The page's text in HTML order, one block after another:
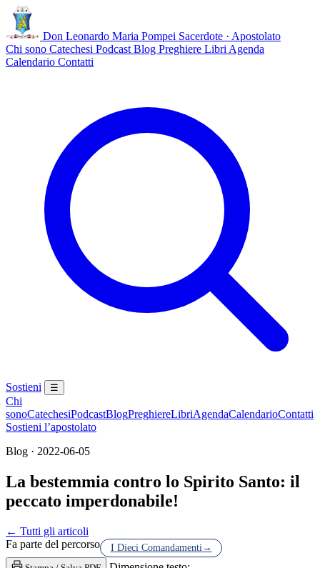
Don Leonardo Maria Pompei Sacerdote · Apostolato
Chi sono Catechesi Podcast Blog Preghiere Libri Agenda
Calendario Contatti
Sostieni ☰
Chi
sonoCatechesiPodcastBlogPreghiereLibriAgendaCalendarioContatti
Sostieni l’apostolato
Blog · 2022-06-05
La bestemmia contro lo Spirito Santo: il
peccato imperdonabile!
← Tutti gli articoli
Fa parte del percorso
I Dieci Comandamenti →